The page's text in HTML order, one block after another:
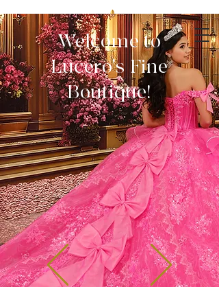
Welcome to
Lucero's Fine
Boutique!